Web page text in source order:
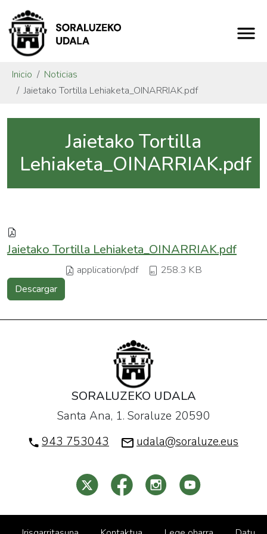
Inicio
Noticias
Jaietako Tortilla Lehiaketa_OINARRIAK.pdf
Jaietako Tortilla
Lehiaketa_OINARRIAK.pdf
Jaietako Tortilla Lehiaketa_OINARRIAK.pdf
application/pdf 258.3 KB
Descargar
SORALUZEKO UDALA
Santa Ana, 1. Soraluze 20590
943 753043
udala@soraluze.eus